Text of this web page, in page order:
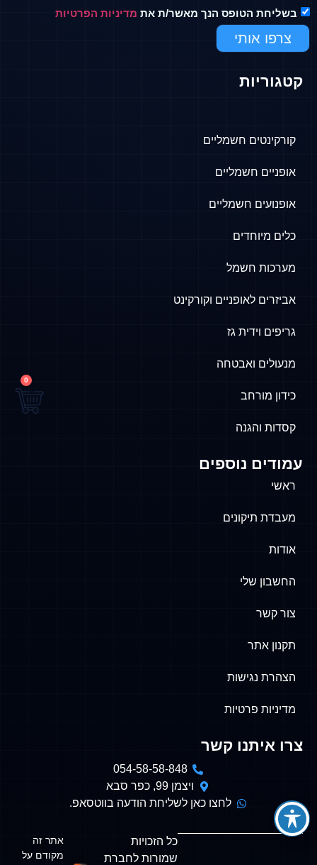
בשליחת הטופס הנך מאשר/ת את מדיניות הפרטיות
צרפו אותי
קטגוריות
קורקינטים חשמליים
אופניים חשמליים
אופנועים חשמליים
כלים מיוחדים
מערכות חשמל
אביזרים לאופניים וקורקינט
גריפים וידית גז
מנעולים ואבטחה
כידון מורחב
קסדות והגנה
עמודים נוספים
ראשי
מעבדת תיקונים
אודות
החשבון שלי
צור קשר
תקנון אתר
הצהרת נגישות
מדיניות פרטיות
צרו איתנו קשר
054-58-58-848
ויצמן 99, כפר סבא
לחצו כאן לשליחת הודעה בווטסאפ.
0
כל הזכויות
שמורות לחברת
אתר זה
מקודם על